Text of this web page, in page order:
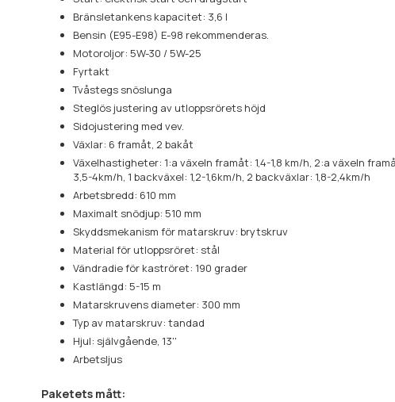
Bränsletankens kapacitet: 3,6 l
Bensin (E95-E98) E-98 rekommenderas.
Motoroljor: 5W-30 / 5W-25
Fyrtakt
Tvåstegs snöslunga
Steglös justering av utloppsrörets höjd
Sidojustering med vev.
Växlar: 6 framåt, 2 bakåt
Växelhastigheter: 1:a växeln framåt: 1,4-1,8 km/h, 2:a växeln
3,5-4km/h, 1 backväxel: 1,2-1,6km/h, 2 backväxlar: 1,8-2,4km/h
Arbetsbredd: 610 mm
Maximalt snödjup: 510 mm
Skyddsmekanism för matarskruv: brytskruv
Material för utloppsröret: stål
Vändradie för kaströret: 190 grader
Kastlängd: 5-15 m
Matarskruvens diameter: 300 mm
Typ av matarskruv: tandad
Hjul: självgående, 13''
Arbetsljus
Paketets mått: